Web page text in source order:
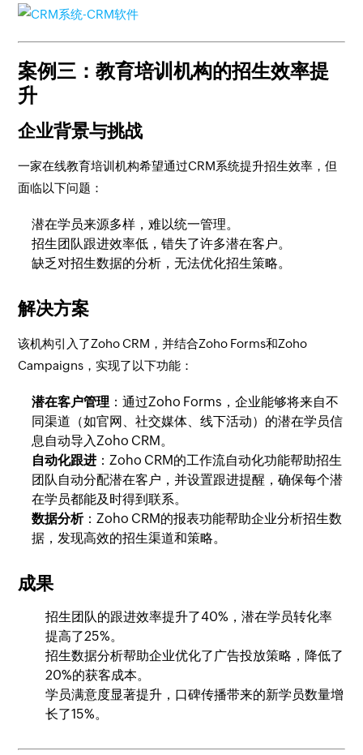
案例三：教育培训机构的招生效率提
升
企业背景与挑战
一家在线教育培训机构希望通过CRM系统提升招生效率，但
面临以下问题：
潜在学员来源多样，难以统一管理。
招生团队跟进效率低，错失了许多潜在客户。
缺乏对招生数据的分析，无法优化招生策略。
解决方案
该机构引入了Zoho CRM，并结合Zoho Forms和Zoho
Campaigns，实现了以下功能：
潜在客户管理 ：通过Zoho Forms，企业能够将来自不
同渠道（如官网、社交媒体、线下活动）的潜在学员信
息自动导入Zoho CRM。
自动化跟进 ：Zoho CRM的工作流自动化功能帮助招生
团队自动分配潜在客户，并设置跟进提醒，确保每个潜
在学员都能及时得到联系。
数据分析：Zoho CRM的报表功能帮助企业分析招生数
据，发现高效的招生渠道和策略。
成果
招生团队的跟进效率提升了40%，潜在学员转化率
提高了25%。
招生数据分析帮助企业优化了广告投放策略，降低了
20%的获客成本。
学员满意度显著提升，口碑传播带来的新学员数量增
长了15%。